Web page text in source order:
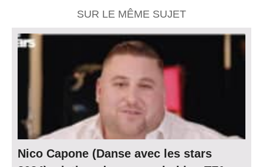
SUR LE MÊME SUJET
Nico Capone (Danse avec les stars